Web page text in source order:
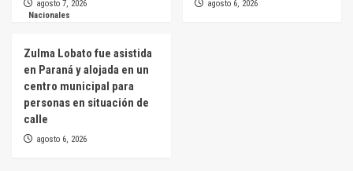
agosto 7, 2026
agosto 6, 2026
Nacionales
Zulma Lobato fue asistida
en Paraná y alojada en un
centro municipal para
personas en situación de
calle
agosto 6, 2026